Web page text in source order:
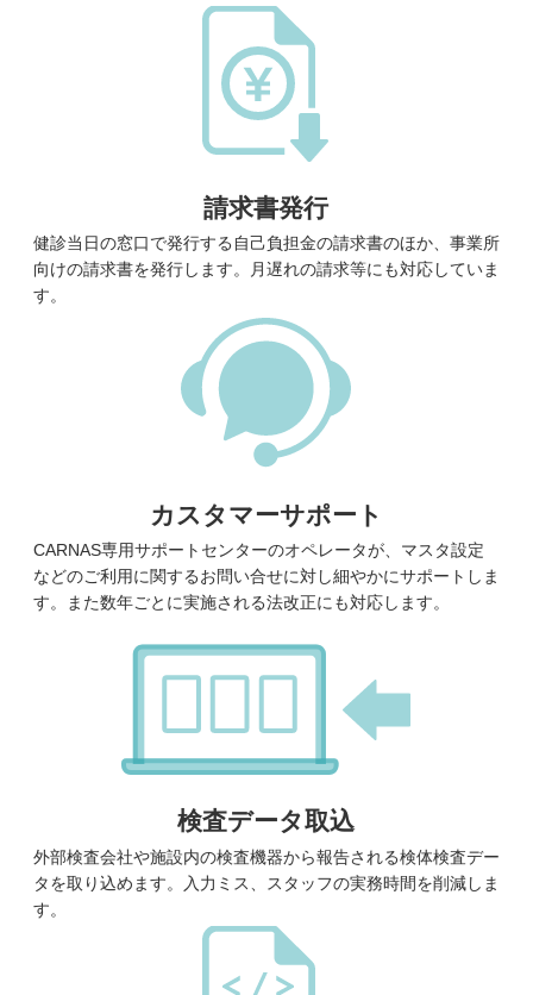
請求書発行
健診当日の窓口で発行する自己負担金の請求書のほか、事業所
向けの請求書を発行します。月遅れの請求等にも対応していま
す。
カスタマーサポート
CARNAS専用サポートセンターのオペレータが、マスタ設定
などのご利用に関するお問い合せに対し細やかにサポートしま
す。また数年ごとに実施される法改正にも対応します。
検査データ取込
外部検査会社や施設内の検査機器から報告される検体検査デー
タを取り込めます。入力ミス、スタッフの実務時間を削減しま
す。